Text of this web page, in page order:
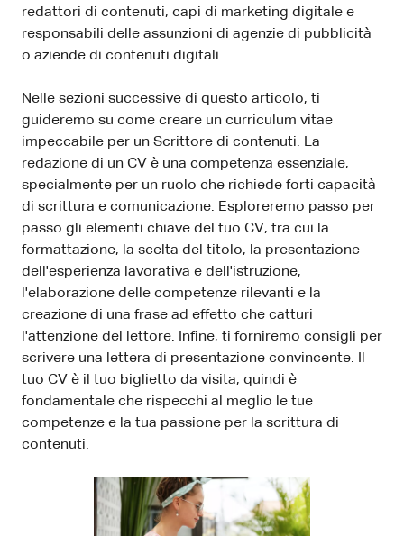
redattori di contenuti, capi di marketing digitale e
responsabili delle assunzioni di agenzie di pubblicità
o aziende di contenuti digitali.
Nelle sezioni successive di questo articolo, ti
guideremo su come creare un curriculum vitae
impeccabile per un Scrittore di contenuti. La
redazione di un CV è una competenza essenziale,
specialmente per un ruolo che richiede forti capacità
di scrittura e comunicazione. Esploreremo passo per
passo gli elementi chiave del tuo CV, tra cui la
formattazione, la scelta del titolo, la presentazione
dell'esperienza lavorativa e dell'istruzione,
l'elaborazione delle competenze rilevanti e la
creazione di una frase ad effetto che catturi
l'attenzione del lettore. Infine, ti forniremo consigli per
scrivere una lettera di presentazione convincente. Il
tuo CV è il tuo biglietto da visita, quindi è
fondamentale che rispecchi al meglio le tue
competenze e la tua passione per la scrittura di
contenuti.